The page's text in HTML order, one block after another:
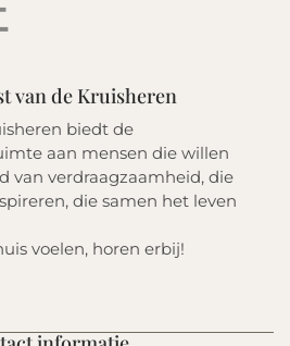
van de Kruisheren
biedt de
aan mensen die willen
van verdraagzaamheid, die
die samen het leven
voelen, horen erbij!